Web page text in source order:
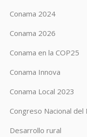
Conama 2024
Conama 2026
Conama en la COP25
Conama Innova
Conama Local 2023
Congreso Nacional
Desarrollo rural